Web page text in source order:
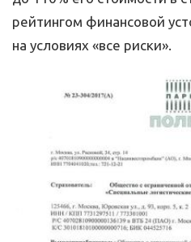
рейтингом финансовой
на условиях «все риски».